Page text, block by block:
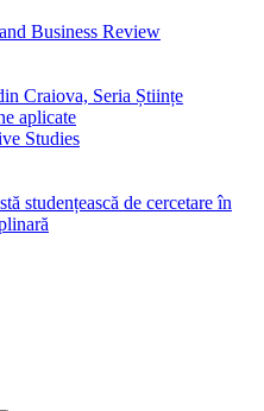
Business Review
Craiova, Seria Științe
aplicate
Studies
studențească de cercetare în